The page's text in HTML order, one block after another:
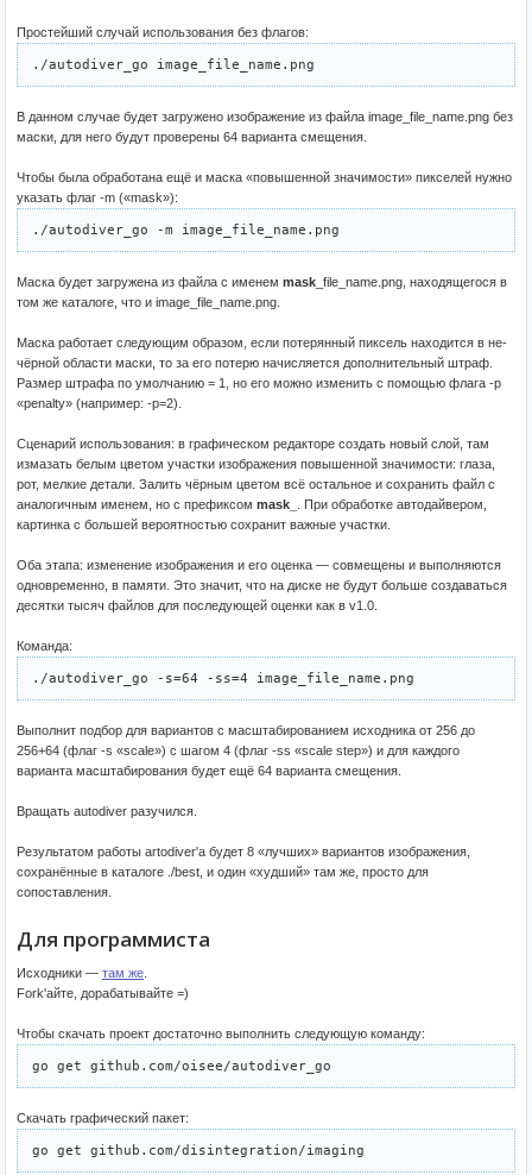
Простейший случай использования без флагов:
./autodiver_go image_file_name.png
В данном случае будет загружено изображение из файла image_file_name.png без
маски, для него будут проверены 64 варианта смещения.
Чтобы была обработана ещё и маска «повышенной значимости» пикселей нужно
указать флаг -m («mask»):
./autodiver_go -m image_file_name.png
Маска будет загружена из файла с именем mask _file_name.png, находящегося в
том же каталоге, что и image_file_name.png.
Маска работает следующим образом, если потерянный пиксель находится в не-
чёрной области маски, то за его потерю начисляется дополнительный штраф.
Размер штрафа по умолчанию = 1, но его можно изменить с помощью флага -p
«penalty» (например: -p=2).
Сценарий использования: в графическом редакторе создать новый слой, там
измазать белым цветом участки изображения повышенной значимости: глаза,
рот, мелкие детали. Залить чёрным цветом всё остальное и сохранить файл с
аналогичным именем, но с префиксом mask_
. При обработке автодайвером,
картинка с большей вероятностью сохранит важные участки.
Оба этапа: изменение изображения и его оценка — совмещены и выполняются
одновременно, в памяти. Это значит, что на диске не будут больше создаваться
десятки тысяч файлов для последующей оценки как в v1.0.
Команда:
./autodiver_go -s=64 -ss=4 image_file_name.png
Выполнит подбор для вариантов с масштабированием исходника от 256 до
256+64 (флаг -s «scale») с шагом 4 (флаг -ss «scale step») и для каждого
варианта масштабирования будет ещё 64 варианта смещения.
Вращать autodiver разучился.
Результатом работы aгtodiver'а будет 8 «лучших» вариантов изображения,
сохранённые в каталоге ./best, и один «худший» там же, просто для
сопоставления.
Для программиста
Исходники — там же
Fork'айте, дорабатывайте =)
Чтобы скачать проект достаточно выполнить следующую команду:
go get github.com/oisee/autodiver_go
Скачать графический пакет:
go get github.com/disintegration/imaging